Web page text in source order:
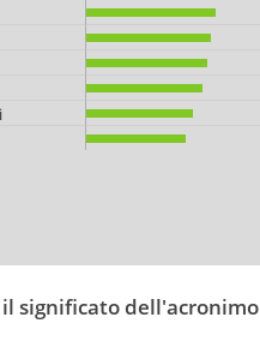
il significato dell'acronimo